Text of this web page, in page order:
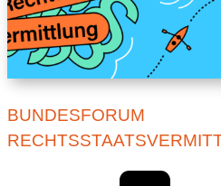
BUNDESFORUM